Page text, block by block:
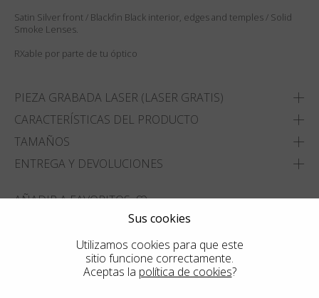
Satin Silver front / Blackfin Black interior, edges and temples / Solid
Smoke Lenses.
RXable por parte de tu óptico
PIEZA GRABADA LASER (LASER GRATIS)
CARACTERÍSTICAS DEL PRODUCTO
TAMAÑOS
ENTREGA Y DEVOLUCIONES
AÑADIR A FAVORITOS
ENCUENTRA LA TIENDA MAS CERCANA
Sus cookies
Utilizamos cookies para que este
sitio funcione correctamente.
Aceptas la política de cookies?